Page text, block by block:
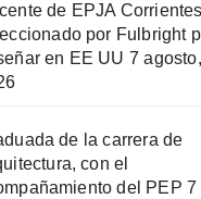
de EPJA
por Fulbright
en EE UU 7 agosto,
de la carrera de
con el
del PEP 7